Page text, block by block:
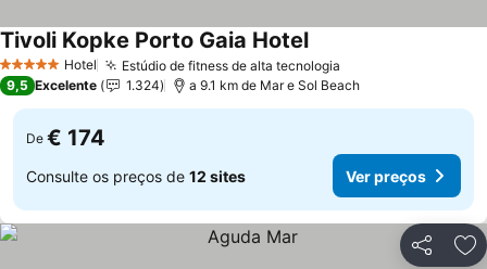
5 Estrelas Hotel Estúdio de fitness de alta tecnologia
Tivoli Kopke Porto Gaia HotelVer preços
9,5 Excelente 1.324 a 9.1 km de Mar e Sol Beach
De € 174
Consulte os preços de 12 sites Ver preços
Partilhar